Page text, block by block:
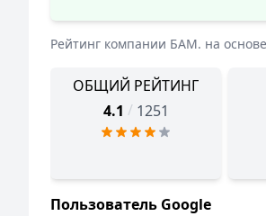
Рейтинг компании БАМ. на
ОБЩИЙ РЕЙТИНГ
4.1 / 1251
Пользователь Google